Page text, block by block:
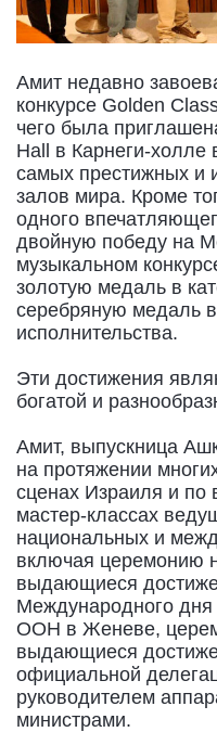
Амит недавно
конкурсе Golden
чего была
Hall в Карнеги-
самых престижных и
залов мира. Кроме
одного
двойную победу на
музыкальном
золотую медаль в
серебряную медаль в
исполнительства.
Эти достижения
богатой и
Амит, выпускница
на протяжении
сценах Израиля и по
мастер-классах
национальных и
включая церемонию
выдающиеся
Международного дня
ООН в Женеве,
выдающиеся
официальной
руководителем
министрами.